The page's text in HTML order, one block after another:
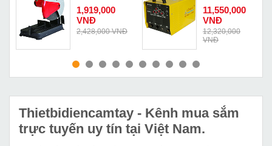
MUA NGAY
1,919,000
VNĐ
2,428,000 VNĐ
MUA NGAY
TIG 200
AC/DC
11,550,000
VNĐ
12,320,000
VNĐ
Thietbidiencamtay - Kênh mua sắm
trực tuyến uy tín tại Việt Nam.